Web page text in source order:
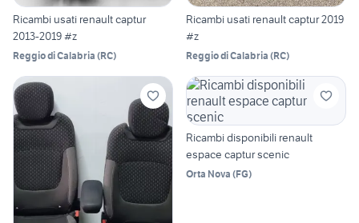
Ricambi usati renault captur
2013-2019 #z
Reggio di Calabria (RC)
Ricambi usati renault captur 2019
#z
Reggio di Calabria (RC)
Ricambi disponibili renault
espace captur scenic
Orta Nova (FG)